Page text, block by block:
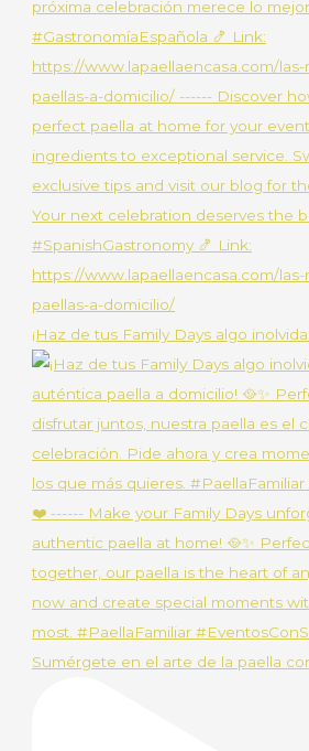
¡Haz de tus Family Days algo
Sumérgete en el arte de la paella